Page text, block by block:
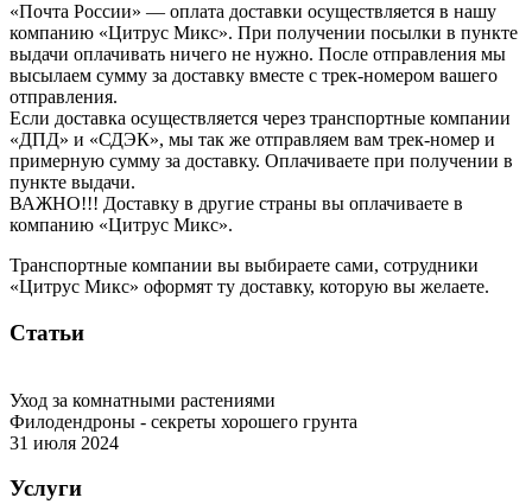
«Почта России» — оплата доставки осуществляется в нашу
компанию «Цитрус Микс». При получении посылки в пункте
выдачи оплачивать ничего не нужно. После отправления мы
высылаем сумму за доставку вместе с трек-номером вашего
отправления.
Если доставка осуществляется через транспортные компании
«ДПД» и «СДЭК», мы так же отправляем вам трек-номер и
примерную сумму за доставку. Оплачиваете при получении в
пункте выдачи.
ВАЖНО!!! Доставку в другие страны вы оплачиваете в
компанию «Цитрус Микс».
Транспортные компании вы выбираете сами, сотрудники
«Цитрус Микс» оформят ту доставку, которую вы желаете.
Статьи
Уход за комнатными растениями
Филодендроны - секреты хорошего грунта
31 июля 2024
Услуги